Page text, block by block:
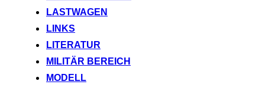
LASTWAGEN
LINKS
LITERATUR
MILITÄR BEREICH
MODELL